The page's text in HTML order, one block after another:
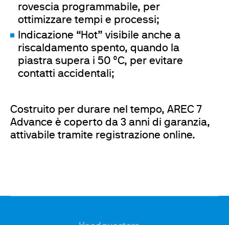
rovescia programmabile, per
ottimizzare tempi e processi;
Indicazione “Hot” visibile anche a
riscaldamento spento, quando la
piastra supera i 50 °C, per evitare
contatti accidentali;
Costruito per durare nel tempo, AREC 7
Advance è coperto da 3 anni di garanzia,
attivabile tramite registrazione online.